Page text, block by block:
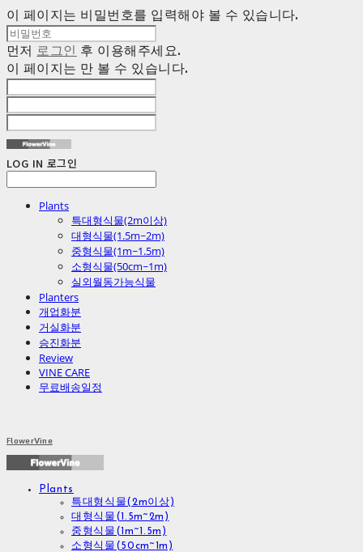
이 페이지는 비밀번호를 입력해야 볼 수 있습니다.
먼저 로그인 후 이용해주세요.
이 페이지는 만 볼 수 있습니다.
LOG IN 로그인
Plants
특대형식물(2m이상)
대형식물(1.5m~2m)
중형식물(1m~1.5m)
소형식물(50cm~1m)
실외월동가능식물
Planters
개업화분
거실화분
승진화분
Review
VINE CARE
무료배송일정
FlowerVine
Plants
특대형식물(2m이상)
대형식물(1.5m~2m)
중형식물(1m~1.5m)
소형식물(50cm~1m)